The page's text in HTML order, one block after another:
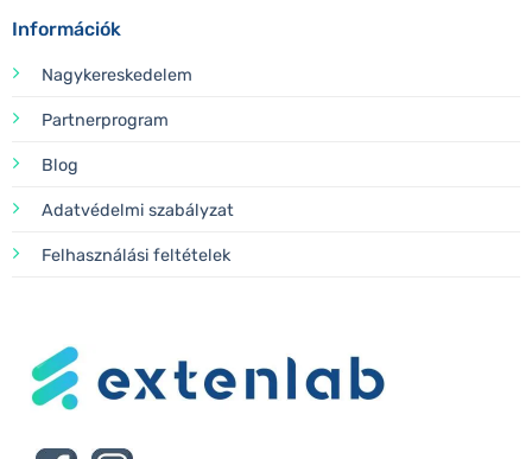
Információk
Nagykereskedelem
Partnerprogram
Blog
Adatvédelmi szabályzat
Felhasználási feltételek